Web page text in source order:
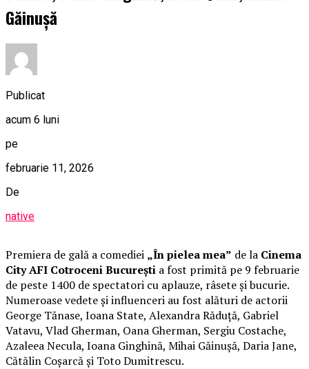
Găinușă
Publicat
acum 6 luni
pe
februarie 11, 2026
De
native
Premiera de gală a comediei „În pielea mea” de la Cinema
City AFI Cotroceni București a fost primită pe 9 februarie
de peste 1400 de spectatori cu aplauze, râsete și bucurie.
Numeroase vedete și influenceri au fost alături de actorii
George Tănase, Ioana State, Alexandra Răduță, Gabriel
Vatavu, Vlad Gherman, Oana Gherman, Sergiu Costache,
Azaleea Necula, Ioana Ginghină, Mihai Găinușă, Daria Jane,
Cătălin Coșarcă și Toto Dumitrescu.